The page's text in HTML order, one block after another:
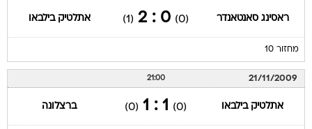
ראסינג סאנטאנדר (0)
0 : 2
(1) אתלטיק בילבאו
מחזור 10
21/11/2009
21:00
אתלטיק בילבאו (0)
1 : 1
(0) ברצלונה